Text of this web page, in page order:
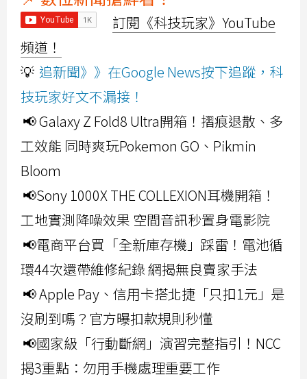
訂閱《科技玩家》YouTube
頻道！
💡 追新聞》》在Google News按下追蹤，科
技玩家好文不漏接！
📢 Galaxy Z Fold8 Ultra開箱！摺痕退散、多
工效能 同時爽玩Pokemon GO、Pikmin
Bloom
📢Sony 1000X THE COLLEXION耳機開箱！
工地實測降噪效果 空間音訊秒置身電影院
📢電商平台買「全新庫存機」踩雷！電池循
環44次還帶維修紀錄 網揭無良賣家手法
📢 Apple Pay、信用卡搭北捷「只扣1元」是
沒刷到嗎？官方曝扣款規則秒懂
📢國家級「行動斷網」演習完整指引！NCC
揭3重點：勿用手機處理重要工作